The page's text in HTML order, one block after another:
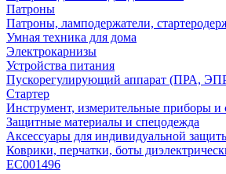
Патроны
Патроны, ламподержатели,
Умная техника для дома
Электрокарнизы
Устройства питания
Пускорегулирующий аппарат (ПРА,
Стартер
Инструмент, измерительные приборы и
Защитные материалы и спецодежда
Аксессуары для индивидуальной
Коврики, перчатки, боты
EC001496